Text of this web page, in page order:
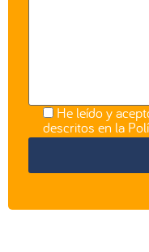
He leído y
descritos en la